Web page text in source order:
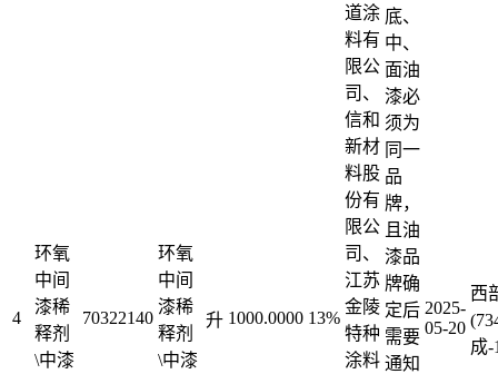
4
环氧
中间
漆稀
释剂
\中漆
70322140
环氧
中间
漆稀
释剂
\中漆
升 1000.0000 13%
道涂
料有
限公
司、
信和
新材
料股
份有
限公
司、
江苏
金陵
特种
涂料
底、
中、
面油
漆必
须为
同一
品
牌，
且油
漆品
牌确
定后
需要
通知
2025-
05-20
西
成-